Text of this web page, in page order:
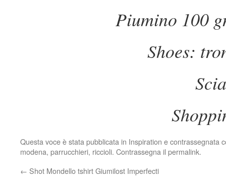
Piumino 100
Shoes:
Questa voce è stata pubblicata in Inspiration e contrassegnata
modena, parrucchieri, riccioli. Contrassegna il permalink.
← Shot Mondello tshirt Giumilost Imperfecti